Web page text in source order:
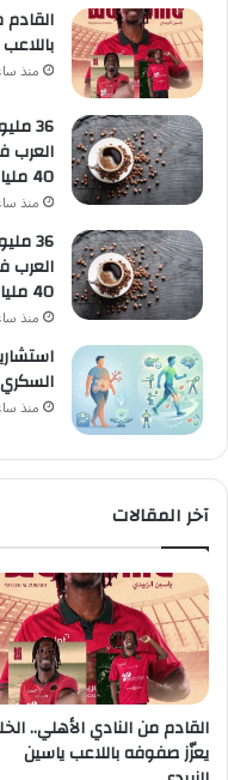
منذ
36
العرب
40 مليار ريال
منذ
36
العرب
40 مليار ريال
منذ
منذ
آخر المقالات
القادم من النادي الأهلي..
يعزّز صفوفه باللاعب ياسين